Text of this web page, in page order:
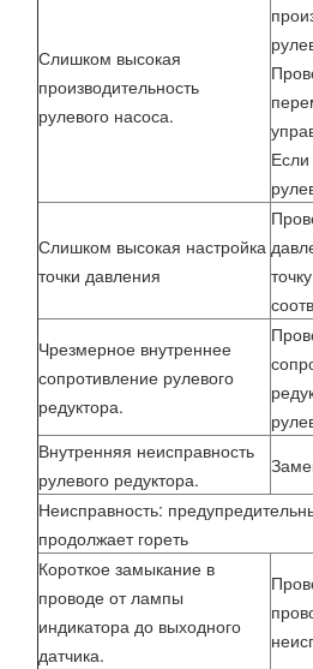
Слишком высокая
производительность
рулевого насоса.
Слишком высокая настройка
точки давления
Чрезмерное внутреннее
сопротивление рулевого
редуктора.
Внутренняя неисправность
рулевого редуктора.
Неисправность:
продолжает гореть
Короткое замыкание в
проводе от лампы
индикатора до выходного
датчика.